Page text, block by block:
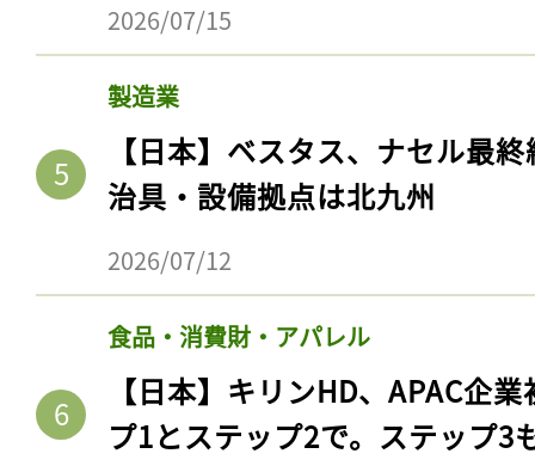
2026/07/15
製造業
【日本】ベスタス、ナセル最
治具・設備拠点は北九州
2026/07/12
食品・消費財・アパレル
【日本】キリンHD、APAC企
プ1とステップ2で。ステップ3